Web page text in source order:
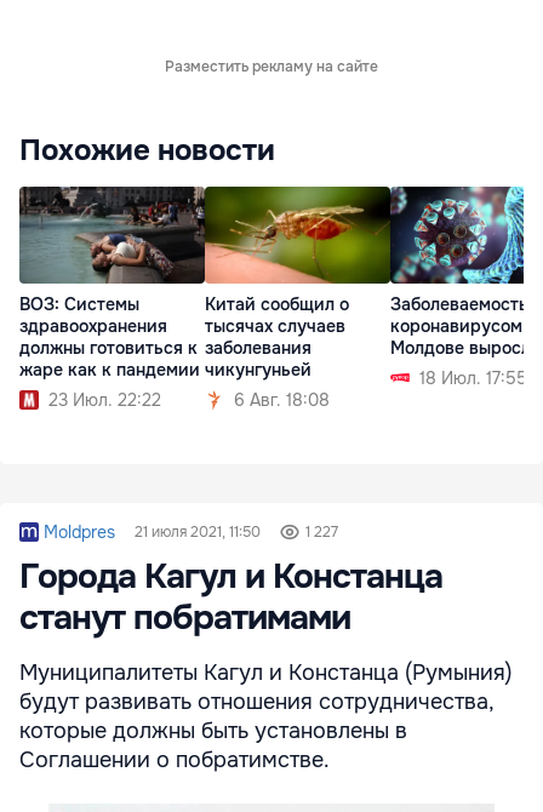
Разместить рекламу на сайте
Похожие новости
ВОЗ: Системы
здравоохранения
должны готовиться к
жаре как к пандемии
23 Июл. 22:22
Китай сообщил о
тысячах случаев
заболевания
чикунгуньей
6 Авг. 18:08
Заболеваемость
коронавирусом в
Молдове выросла
18 Июл. 17:55
Moldpres 21 июля 2021, 11:50 1 227
Города Кагул и Констанца
станут побратимами
Муниципалитеты Кагул и Констанца (Румыния)
будут развивать отношения сотрудничества,
которые должны быть установлены в
Соглашении о побратимстве.